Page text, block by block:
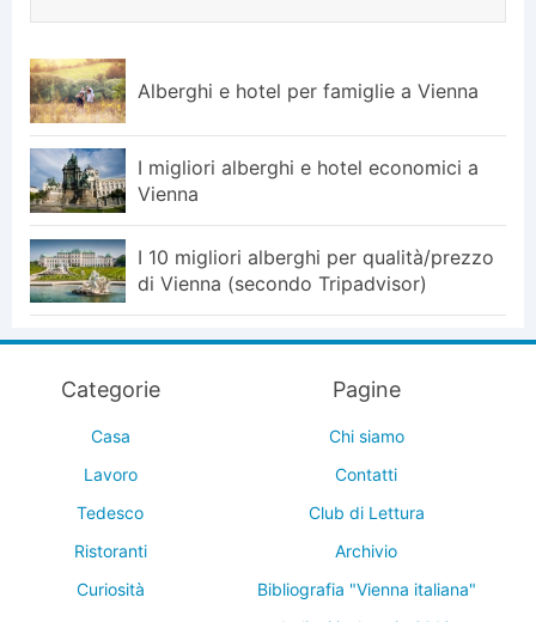
Alberghi e hotel per famiglie a Vienna
I migliori alberghi e hotel economici a
Vienna
I 10 migliori alberghi per qualità/prezzo
di Vienna (secondo Tripadvisor)
Categorie
Casa
Lavoro
Tedesco
Ristoranti
Curiosità
Pagine
Chi siamo
Contatti
Club di Lettura
Archivio
Bibliografia "Vienna italiana"